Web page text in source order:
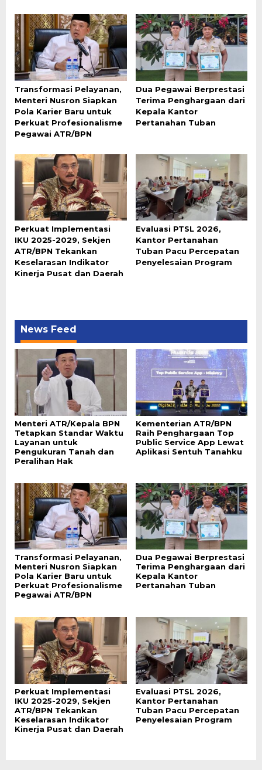
Transformasi Pelayanan,
Menteri Nusron Siapkan
Pola Karier Baru untuk
Perkuat Profesionalisme
Pegawai ATR/BPN
Dua Pegawai Berprestasi
Terima Penghargaan dari
Kepala Kantor
Pertanahan Tuban
Perkuat Implementasi
IKU 2025-2029, Sekjen
ATR/BPN Tekankan
Keselarasan Indikator
Kinerja Pusat dan Daerah
Evaluasi PTSL 2026,
Kantor Pertanahan
Tuban Pacu Percepatan
Penyelesaian Program
News Feed
Menteri ATR/Kepala BPN
Tetapkan Standar Waktu
Layanan untuk
Pengukuran Tanah dan
Peralihan Hak
Kementerian ATR/BPN
Raih Penghargaan Top
Public Service App Lewat
Aplikasi Sentuh Tanahku
Transformasi Pelayanan,
Menteri Nusron Siapkan
Pola Karier Baru untuk
Perkuat Profesionalisme
Pegawai ATR/BPN
Dua Pegawai Berprestasi
Terima Penghargaan dari
Kepala Kantor
Pertanahan Tuban
Perkuat Implementasi
IKU 2025-2029, Sekjen
ATR/BPN Tekankan
Keselarasan Indikator
Kinerja Pusat dan Daerah
Evaluasi PTSL 2026,
Kantor Pertanahan
Tuban Pacu Percepatan
Penyelesaian Program